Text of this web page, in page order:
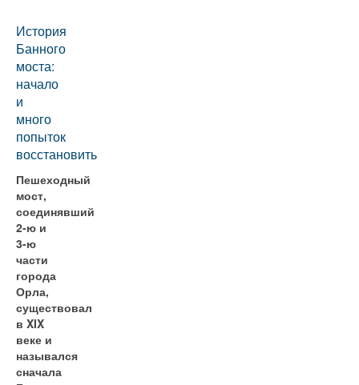
История
Банного
моста:
начало
и
много
попыток
восстановить
Пешеходный
мост,
соединявший
2-ю и
3-ю
части
города
Орла,
существовал
в XIX
веке и
назывался
сначала